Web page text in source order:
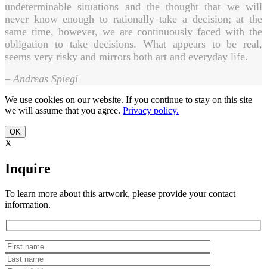
undeterminable situations and the thought that we will
never know enough to rationally take a decision; at the
same time, however, we are continuously faced with the
obligation to take decisions. What appears to be real,
seems very risky and mirrors both art and everyday life.
–Andreas Spiegl
We use cookies on our website. If you continue to stay on this site
we will assume that you agree. Privacy policy.
OK
X
Inquire
To learn more about this artwork, please provide your contact
information.